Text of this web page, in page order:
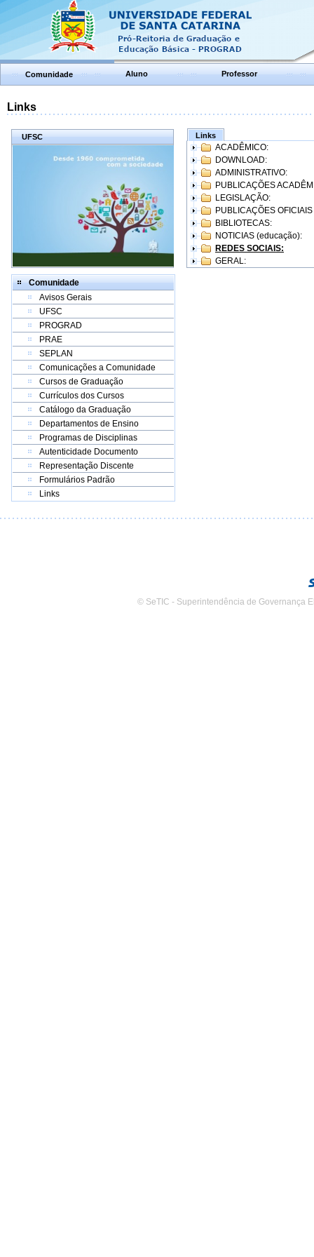
Comunidade Aluno Professor
Links
UFSC
Comunidade
Avisos Gerais
UFSC
PROGRAD
PRAE
SEPLAN
Comunicações a Comunidade
Cursos de Graduação
Currículos dos Cursos
Catálogo da Graduação
Departamentos de Ensino
Programas de Disciplinas
Autenticidade Documento
Representação Discente
Formulários Padrão
Links
Links
ACADÊMICO:
DOWNLOAD:
ADMINISTRATIVO:
PUBLICAÇÕES
LEGISLAÇÃO:
PUBLICAÇÕES
BIBLIOTECAS:
NOTICIAS (educação):
REDES SOCIAIS:
GERAL:
© SeTIC - Superintendência de Governança